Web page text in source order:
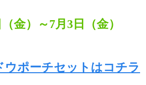
金）～7月3日（金）
ウポーチセットはコチラ